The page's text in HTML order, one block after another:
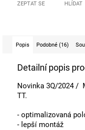
ZEPTAT SE HLÍDAT
Popis Podobné (16)
Detailní popis
Novinka 3Q/2024 /
TT.
- optimalizovaná
- lepší montáž